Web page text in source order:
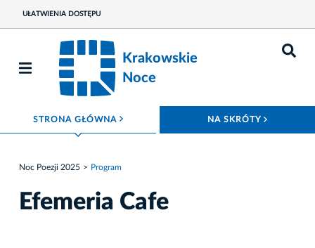
UŁATWIENIA DOSTĘPU
Krakowskie
Noce
STRONA GŁÓWNA ROZWIŃ MENU NA SKRÓTY
Noc Poezji 2025 Program
Efemeria Cafe